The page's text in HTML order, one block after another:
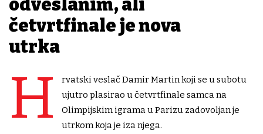
odveslanim, ali
četvrtfinale je nova
utrka
H
rvatski veslač Damir Martin koji se u subotu
ujutro plasirao u četvrtfinale samca na
Olimpijskim igrama u Parizu zadovoljan je
utrkom koja je iza njega.